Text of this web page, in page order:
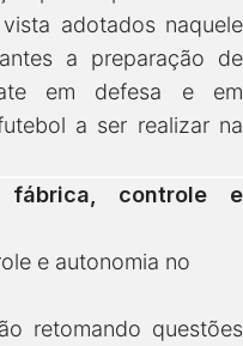
adotados naquele
a preparação de
em defesa e em
a ser realizar na
fábrica, controle e
e autonomia no
retomando questões